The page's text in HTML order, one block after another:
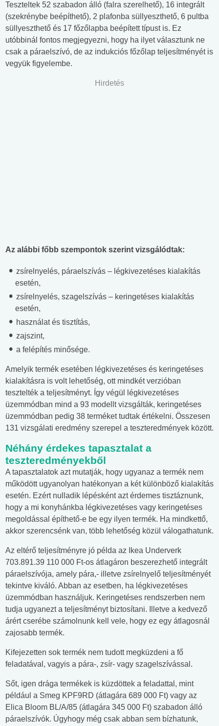
Teszteltek 52 szabadon álló (falra szerelhető), 16 integrált
(szekrénybe beépíthető), 2 plafonba süllyeszthető, 6 pultba
süllyeszthető és 17 főzőlapba beépített típust is. Ez
utóbbinál fontos megjegyezni, hogy ha ilyet választunk ne
csak a páraelszívó, de az indukciós főzőlap teljesítményét is
vegyük figyelembe.
Hirdetés
Az alábbi főbb szempontok szerint vizsgálódtak:
zsírelnyelés, páraelszívás – légkivezetéses kialakítás
esetén,
zsírelnyelés, szagelszívás – keringetéses kialakítás
esetén,
használat és tisztítás,
zajszint,
a felépítés minősége.
Amelyik termék esetében légkivezetéses és keringetéses
kialakításra is volt lehetőség, ott mindkét verzióban
tesztelték a teljesítményt. Így végül légkivezetéses
üzemmódban mind a 93 modellt vizsgálták, keringetéses
üzemmódban pedig 38 terméket tudtak értékelni. Összesen
131 vizsgálati eredmény szerepel a teszteredmények között.
Néhány érdekes tapasztalat a
teszteredményekből
A tapasztalatok azt mutatják, hogy ugyanaz a termék nem
működött ugyanolyan hatékonyan a két különböző kialakítás
esetén. Ezért nulladik lépésként azt érdemes tisztáznunk,
hogy a mi konyhánkba légkivezetéses vagy keringetéses
megoldással építhető-e be egy ilyen termék. Ha mindkettő,
akkor szerencsénk van, több lehetőség közül válogathatunk.
Az eltérő teljesítményre jó példa az Ikea Underverk
703.891.39 110 000 Ft-os átlagáron beszerezhető integrált
páraelszívója, amely pára,- illetve zsírelnyelő teljesítményét
tekintve kiváló. Abban az esetben, ha légkivezetéses
üzemmódban használjuk. Keringetéses rendszerben nem
tudja ugyanezt a teljesítményt biztosítani. Illetve a kedvező
árért cserébe számolnunk kell vele, hogy ez egy átlagosnál
zajosabb termék.
Kifejezetten sok termék nem tudott megküzdeni a fő
feladatával, vagyis a pára-, zsír- vagy szagelszívással.
Sőt, igen drága termékek is küzdöttek a feladattal, mint
például a Smeg KPF9RD (átlagára 689 000 Ft) vagy az
Elica Bloom BL/A/85 (átlagára 345 000 Ft) szabadon álló
páraelszívók. Úgyhogy még csak abban sem bízhatunk,